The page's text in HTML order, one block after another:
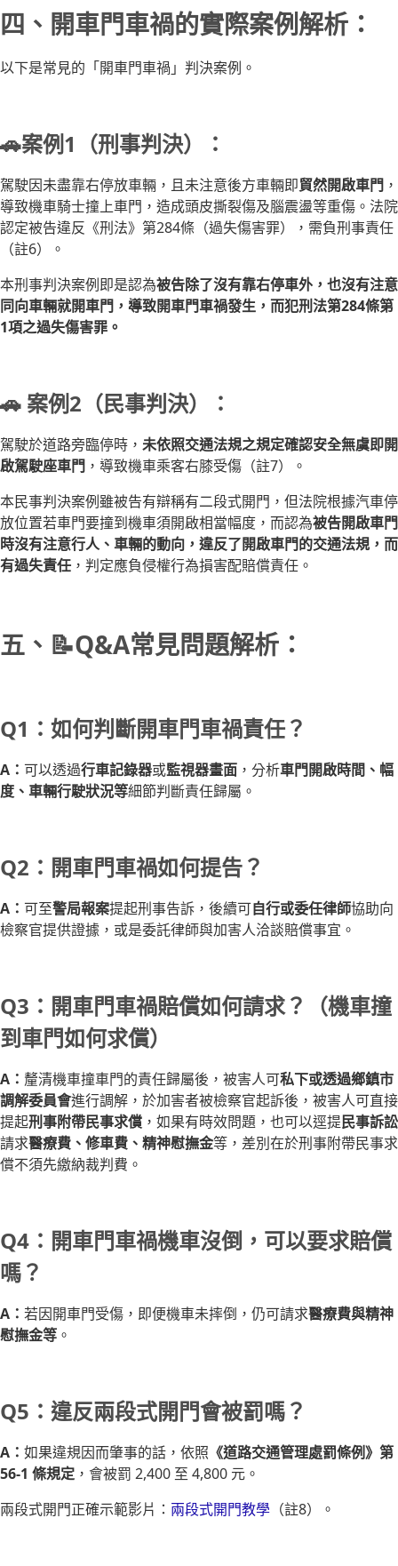
四、開車門車禍的實際案例解析：
以下是常見的「開車門車禍」判決案例。
🚗案例1（刑事判決）：
駕駛因未盡靠右停放車輛，且未注意後方車輛即貿然開啟車門 ，
導致機車騎士撞上車門，造成頭皮撕裂傷及腦震盪等重傷。法院
認定被告違反《刑法》第284條（過失傷害罪），需負刑事責任
（註6）。
本刑事判決案例即是認為被告除了沒有靠右停車外，也沒有注意
同向車輛就開車門，導致開車門車禍發生，而犯刑法第284條第
1項之過失傷害罪。
🚗 案例2（民事判決）：
駕駛於道路旁臨停時， 未依照交通法規之規定確認安全無虞即開
啟駕駛座車門 ，導致機車乘客右膝受傷（註7）。
本民事判決案例雖被告有辯稱有二段式開門，但法院根據汽車停
放位置若車門要撞到機車須開啟相當幅度，而認為被告開啟車門
時沒有注意行人、車輛的動向，違反了開啟車門的交通法規，而
有過失責任 ，判定應負侵權行為損害配賠償責任。
五、📝Q&A常見問題解析：
Q1：如何判斷開車門車禍責任？
A： 可以透過行車記錄器或監視器畫面 ，分析車門開啟時間、幅
度、車輛行駛狀況等細節判斷責任歸屬。
Q2：開車門車禍如何提告？
A： 可至警局報案提起刑事告訴，後續可自行或委任律師協助向
檢察官提供證據，或是委託律師與加害人洽談賠償事宜。
Q3：開車門車禍賠償如何請求？（機車撞
到車門如何求償）
A： 釐清機車撞車門的責任歸屬後，被害人可私下或透過鄉鎮市
調解委員會進行調解，於加害者被檢察官起訴後，被害人可直接
提起刑事附帶民事求償 ，如果有時效問題，也可以逕提民事訴訟
請求醫療費、修車費、精神慰撫金等，差別在於刑事附帶民事求
償不須先繳納裁判費。
Q4：開車門車禍機車沒倒，可以要求賠償
嗎？
A： 若因開車門受傷，即便機車未摔倒，仍可請求醫療費與精神
慰撫金等 。
Q5：違反兩段式開門會被罰嗎？
A： 如果違規因而肇事的話，依照 《道路交通管理處罰條例》第
56-1 條規定 ，會被罰 2,400 至 4,800 元。
兩段式開門正確示範影片： 兩段式開門教學 （註8）。